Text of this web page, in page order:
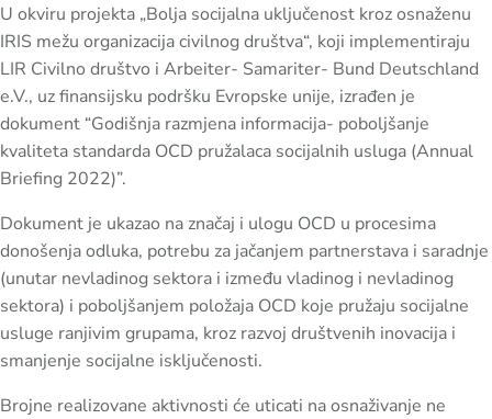
U okviru projekta „Bolja socijalna uključenost kroz osnaženu
IRIS mežu organizacija civilnog društva“, koji implementiraju
LIR Civilno društvo i Arbeiter- Samariter- Bund Deutschland
e.V., uz finansijsku podršku Evropske unije, izrađen je
dokument “Godišnja razmjena informacija- poboljšanje
kvaliteta standarda OCD pružalaca socijalnih usluga (Annual
Briefing 2022)”.
Dokument je ukazao na značaj i ulogu OCD u procesima
donošenja odluka, potrebu za jačanjem partnerstava i saradnje
(unutar nevladinog sektora i između vladinog i nevladinog
sektora) i poboljšanjem položaja OCD koje pružaju socijalne
usluge ranjivim grupama, kroz razvoj društvenih inovacija i
smanjenje socijalne isključenosti.
Brojne realizovane aktivnosti će uticati na osnaživanje ne